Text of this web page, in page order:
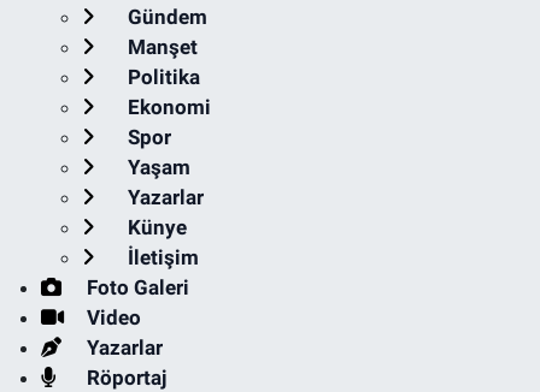
Gündem
Manşet
Politika
Ekonomi
Spor
Yaşam
Yazarlar
Künye
İletişim
Foto Galeri
Video
Yazarlar
Röportaj